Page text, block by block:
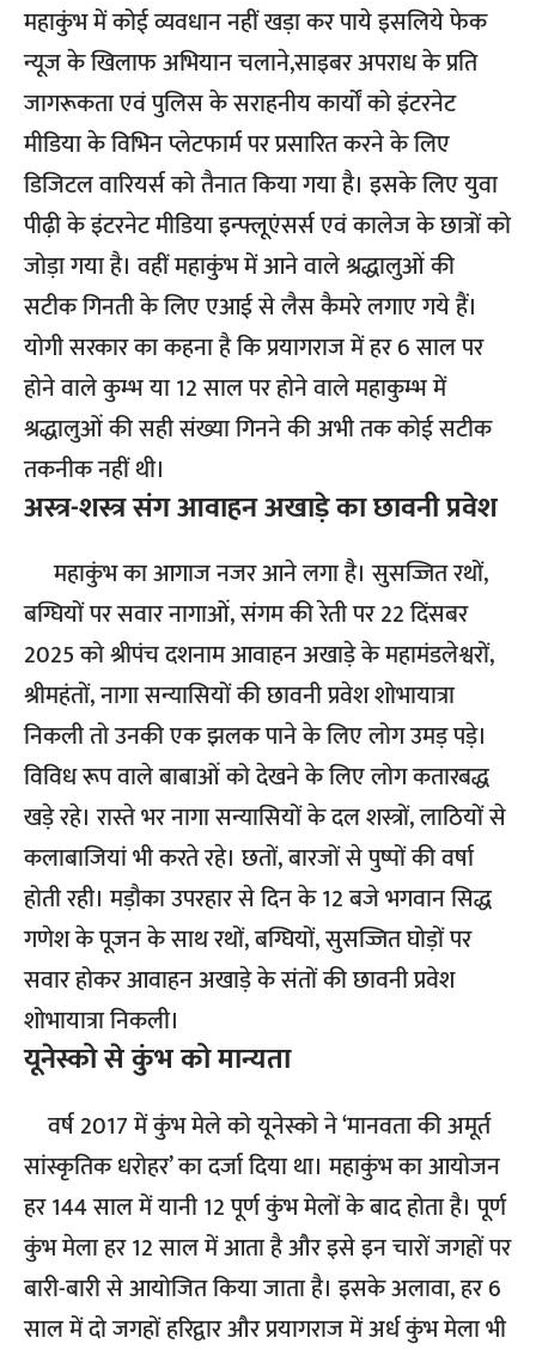
महाकुंभ में कोई व्यवधान नहीं खड़ा कर पाये इसलिये फेक
न्यूज के खिलाफ अभियान चलाने,साइबर अपराध के प्रति
जागरूकता एवं पुलिस के सराहनीय कार्यों को इंटरनेट
मीडिया के विभिन प्लेटफार्म पर प्रसारित करने के लिए
डिजिटल वारियर्स को तैनात किया गया है। इसके लिए युवा
पीढ़ी के इंटरनेट मीडिया इन्फ्लूएंसर्स एवं कालेज के छात्रों को
जोड़ा गया है। वहीं महाकुंभ में आने वाले श्रद्धालुओं की
सटीक गिनती के लिए एआई से लैस कैमरे लगाए गये हैं।
योगी सरकार का कहना है कि प्रयागराज में हर 6 साल पर
होने वाले कुम्भ या 12 साल पर होने वाले महाकुम्भ में
श्रद्धालुओं की सही संख्या गिनने की अभी तक कोई सटीक
तकनीक नहीं थी।
अस्त्र-शस्त्र संग आवाहन अखाड़े का छावनी प्रवेश
महाकुंभ का आगाज नजर आने लगा है। सुसज्जित रथों,
बग्घियों पर सवार नागाओं, संगम की रेती पर 22 दिंसबर
2025 को श्रीपंच दशनाम आवाहन अखाड़े के महामंडलेश्वरों,
श्रीमहंतों, नागा सन्यासियों की छावनी प्रवेश शोभायात्रा
निकली तो उनकी एक झलक पाने के लिए लोग उमड़ पड़े।
विविध रूप वाले बाबाओं को देखने के लिए लोग कतारबद्ध
खड़े रहे। रास्ते भर नागा सन्यासियों के दल शस्त्रों, लाठियों से
कलाबाजियां भी करते रहे। छतों, बारजों से पुष्पों की वर्षा
होती रही। मड़ौका उपरहार से दिन के 12 बजे भगवान सिद्ध
गणेश के पूजन के साथ रथों, बग्घियों, सुसज्जित घोड़ों पर
सवार होकर आवाहन अखाड़े के संतों की छावनी प्रवेश
शोभायात्रा निकली।
यूनेस्को से कुंभ को मान्यता
वर्ष 2017 में कुंभ मेले को यूनेस्को ने ‘मानवता की अमूर्त
सांस्कृतिक धरोहर’ का दर्जा दिया था। महाकुंभ का आयोजन
हर 144 साल में यानी 12 पूर्ण कुंभ मेलों के बाद होता है। पूर्ण
कुंभ मेला हर 12 साल में आता है और इसे इन चारों जगहों पर
बारी-बारी से आयोजित किया जाता है। इसके अलावा, हर 6
साल में दो जगहों हरिद्वार और प्रयागराज में अर्ध कुंभ मेला भी